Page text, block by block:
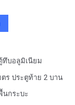
ทึบอลูมิเนียม
ร ประตูท้าย 2 บาน
นกระบะ